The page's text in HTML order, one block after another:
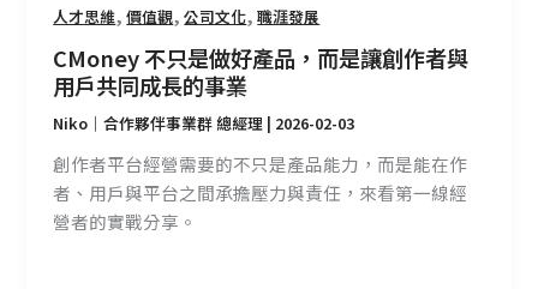
人才思維,價值觀,公司文化,職涯發展
CMoney 不只是做好產品，而是讓創作者與
用戶共同成長的事業
Niko｜合作夥伴事業群 總經理 | 2026-02-03
創作者平台經營需要的不只是產品能力，而是能在作
者、用戶與平台之間承擔壓力與責任，來看第一線經
營者的實戰分享。
作
者
與
用
戶
共
同
成